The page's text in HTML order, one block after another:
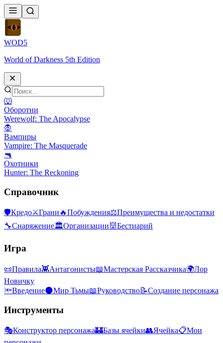
WOD5
World of Darkness 5th Edition
🐺
Оборотни
Werewolf: The Apocalypse
🧛
Вампиры
Vampire: The Masquerade
🔫
Охотники
Hunter: The Reckoning
Справочник
🛡Кредо⚔Грани 🔥Побуждения⚖️Преимущества и недостатки
🔧Снаряжение🏛Организации👹Бестиарий
Игра
📜Правила👾Антагонисты📖Мастерская Рассказчика🌍Лор
Новичку
🔦Введение🌑Мир Тьмы📖Руководство📝Создание персонажа
Инструменты
🎭Конструктор персонажа🏰Базы ячейки👥Ячейка📋Мои